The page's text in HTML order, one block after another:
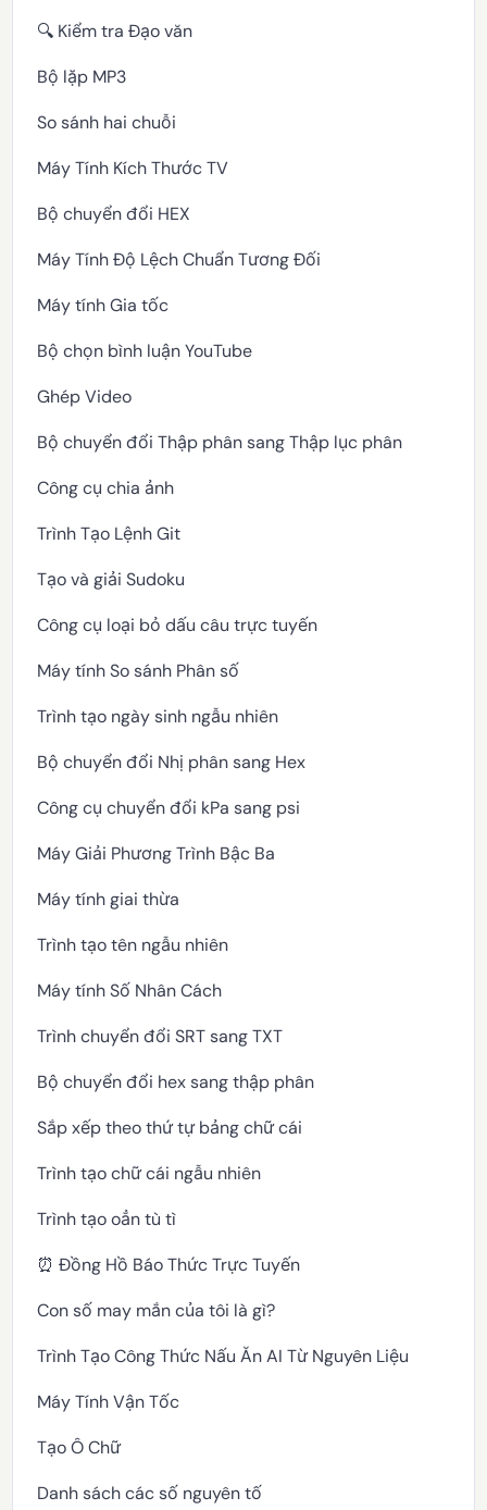
🔍 Kiểm tra Đạo văn
Bộ lặp MP3
So sánh hai chuỗi
Máy Tính Kích Thước TV
Bộ chuyển đổi HEX
Máy Tính Độ Lệch Chuẩn Tương Đối
Máy tính Gia tốc
Bộ chọn bình luận YouTube
Ghép Video
Bộ chuyển đổi Thập phân sang Thập lục phân
Công cụ chia ảnh
Trình Tạo Lệnh Git
Tạo và giải Sudoku
Công cụ loại bỏ dấu câu trực tuyến
Máy tính So sánh Phân số
Trình tạo ngày sinh ngẫu nhiên
Bộ chuyển đổi Nhị phân sang Hex
Công cụ chuyển đổi kPa sang psi
Máy Giải Phương Trình Bậc Ba
Máy tính giai thừa
Trình tạo tên ngẫu nhiên
Máy tính Số Nhân Cách
Trình chuyển đổi SRT sang TXT
Bộ chuyển đổi hex sang thập phân
Sắp xếp theo thứ tự bảng chữ cái
Trình tạo chữ cái ngẫu nhiên
Trình tạo oẳn tù tì
⏰ Đồng Hồ Báo Thức Trực Tuyến
Con số may mắn của tôi là gì?
Trình Tạo Công Thức Nấu Ăn AI Từ Nguyên Liệu
Máy Tính Vận Tốc
Tạo Ô Chữ
Danh sách các số nguyên tố